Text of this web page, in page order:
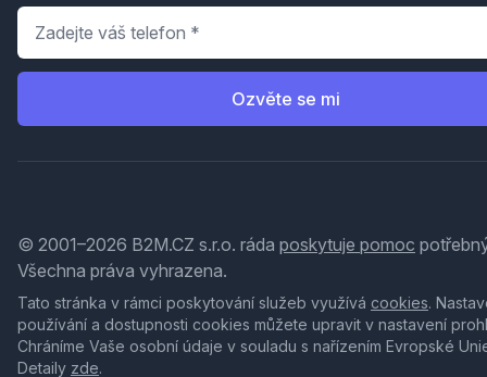
Telefon
Ozvěte se mi
© 2001–2026 B2M.CZ s.r.o. ráda poskytuje pomoc
Všechna práva vyhrazena.
Tato stránka v rámci poskytování služeb využívá cookies.
používání a dostupnosti cookies můžete upravit v nastavení
Chráníme Vaše osobní údaje v souladu s nařízením Evropské
Detaily zde.